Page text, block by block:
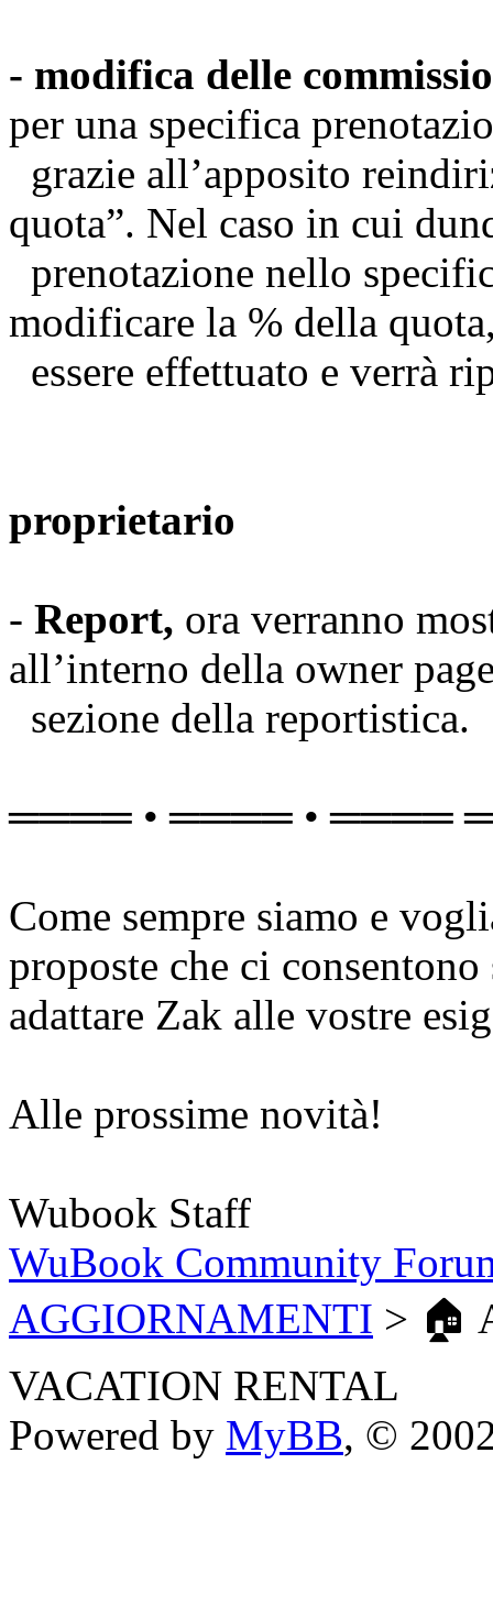
- modifica delle
per una specifica
grazie all’apposito
quota”. Nel caso in cui
prenotazione nello
modificare la % della
essere effettuato e verrà
proprietario
- Report, ora verranno
all’interno della owner
sezione della reportistica.
════ • ════ • ════
Come sempre siamo e
proposte che ci consentono
adattare Zak alle vostre
Alle prossime novità!
Wubook Staff
WuBook Community
AGGIORNAMENTI > 🏠
VACATION RENTAL
Powered by MyBB, ©